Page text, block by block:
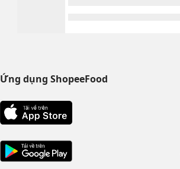
Ứng dụng ShopeeFood